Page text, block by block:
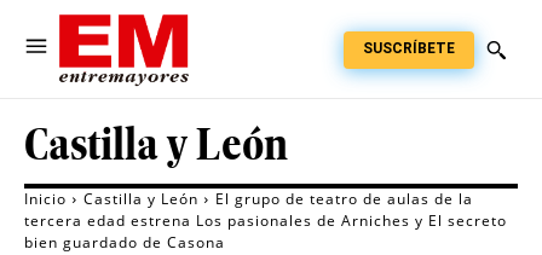
SUSCRÍBETE
Castilla y León
Inicio Castilla y León
El grupo de teatro de aulas de la
tercera edad estrena Los pasionales de Arniches y El secreto
bien guardado de Casona